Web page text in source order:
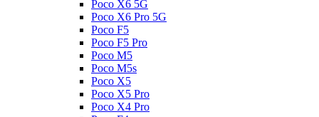
Poco X6 5G
Poco X6 Pro 5G
Poco F5
Poco F5 Pro
Poco M5
Poco M5s
Poco X5
Poco X5 Pro
Poco X4 Pro